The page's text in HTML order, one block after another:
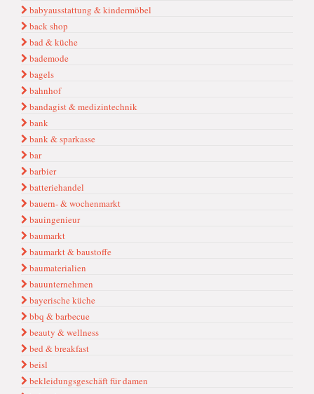
babyausstattung & kindermöbel
back shop
bad & küche
bademode
bagels
bahnhof
bandagist & medizintechnik
bank
bank & sparkasse
bar
barbier
batteriehandel
bauern- & wochenmarkt
bauingenieur
baumarkt
baumarkt & baustoffe
baumaterialien
bauunternehmen
bayerische küche
bbq & barbecue
beauty & wellness
bed & breakfast
beisl
bekleidungsgeschäft für damen